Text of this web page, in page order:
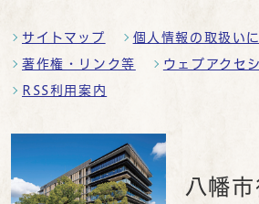
サイトマップ 個人情報の取扱い
著作権・リンク等 ウェブアクセ
RSS利用案内
八幡